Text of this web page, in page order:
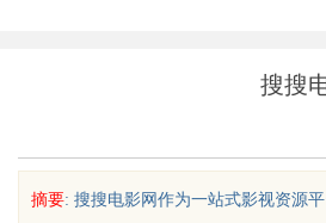
搜搜
摘要: 搜搜电影网作为一站式影视资源